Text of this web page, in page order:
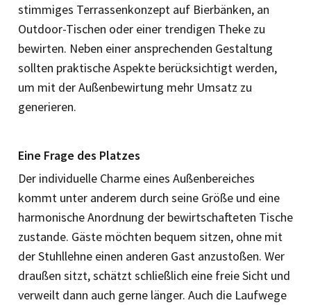
stimmiges Terrassenkonzept auf Bierbänken, an
Outdoor-Tischen oder einer trendigen Theke zu
bewirten. Neben einer ansprechenden Gestaltung
sollten praktische Aspekte berücksichtigt werden,
um mit der Außenbewirtung mehr Umsatz zu
generieren.
Eine Frage des Platzes
Der individuelle Charme eines Außenbereiches
kommt unter anderem durch seine Größe und eine
harmonische Anordnung der bewirtschafteten Tische
zustande. Gäste möchten bequem sitzen, ohne mit
der Stuhllehne einen anderen Gast anzustoßen. Wer
draußen sitzt, schätzt schließlich eine freie Sicht und
verweilt dann auch gerne länger. Auch die Laufwege